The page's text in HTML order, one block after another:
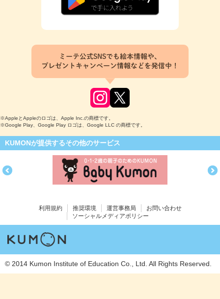
ミーテ公式SNSでも絵本情報や、
プレゼントキャンペーン情報などを発信中！
※AppleとAppleのロゴは、Apple Inc.の商標です。
※Google Play、Google Play ロゴは、Google LLC の商標です。
KUMONが提供するその他のサービス
利用規約 推奨環境 運営事務局
お問い合わせ
ソーシャルメディアポリシー
© 2014 Kumon Institute of Education Co., Ltd. All Rights Reserved.